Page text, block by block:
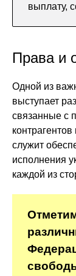
выплату,
Права и
Одной из
выступает
связанные с
служит
исполнения
каждой из